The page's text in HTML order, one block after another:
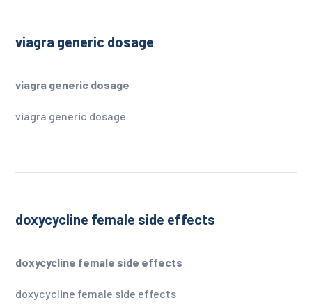
viagra generic dosage
viagra generic dosage
viagra generic dosage
doxycycline female side effects
doxycycline female side effects
doxycycline female side effects